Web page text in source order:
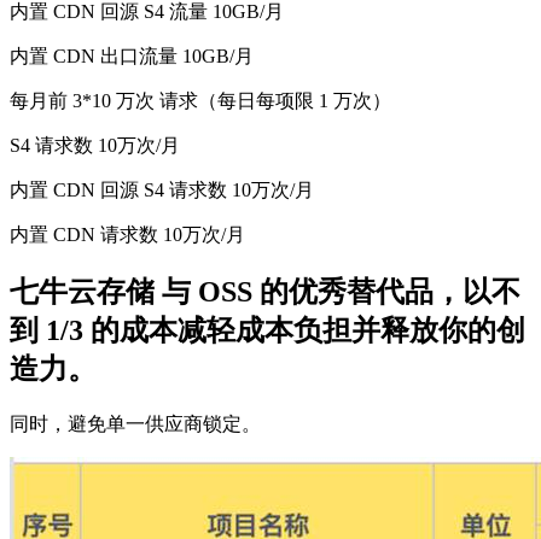
内置 CDN 回源 S4 流量 10GB/月
内置 CDN 出口流量 10GB/月
每月前 3*10 万次 请求（每日每项限 1 万次）
S4 请求数 10万次/月
内置 CDN 回源 S4 请求数 10万次/月
内置 CDN 请求数 10万次/月
七牛云存储 与 OSS 的优秀替代品，以不
到 1/3 的成本减轻成本负担并释放你的创
造力。
同时，避免单一供应商锁定。